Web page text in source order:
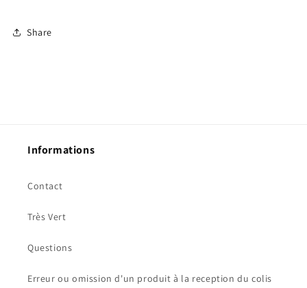
Share
Informations
Contact
Très Vert
Questions
Erreur ou omission d'un produit à la reception du colis